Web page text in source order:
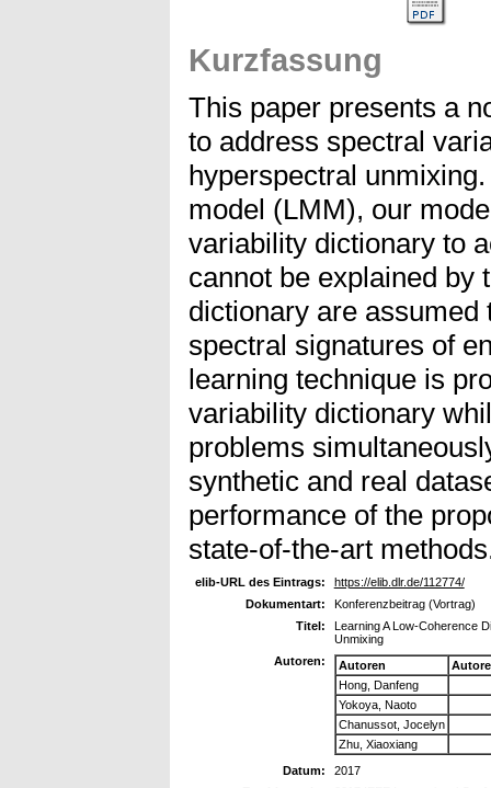
Kurzfassung
This paper presents a
to address spectral
hyperspectral
model (LMM), our
variability dictionary to
cannot be explained by
dictionary are
spectral signatures of
learning technique is
variability dictionary
problems
synthetic and real
performance of the
state-of-the-art
elib-URL des Eintrags:
https://elib.dlr.de/112774/
Dokumentart:
Konferenzbeitrag (Vortrag)
Titel:
Learning A Low-Coherence
Unmixing
Autoren:
Autoren
Hong, Danfeng
Yokoya, Naoto
Chanussot, Jocelyn
Zhu, Xiaoxiang
Datum:
2017